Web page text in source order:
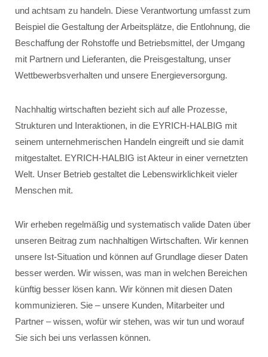
und achtsam zu handeln. Diese Verantwortung umfasst zum
Beispiel die Gestaltung der Arbeitsplätze, die Entlohnung, die
Beschaffung der Rohstoffe und Betriebsmittel, der Umgang
mit Partnern und Lieferanten, die Preisgestaltung, unser
Wettbewerbsverhalten und unsere Energieversorgung.
Nachhaltig wirtschaften bezieht sich auf alle Prozesse,
Strukturen und Interaktionen, in die EYRICH-HALBIG mit
seinem unternehmerischen Handeln eingreift und sie damit
mitgestaltet. EYRICH-HALBIG ist Akteur in einer vernetzten
Welt. Unser Betrieb gestaltet die Lebenswirklichkeit vieler
Menschen mit.
Wir erheben regelmäßig und systematisch valide Daten über
unseren Beitrag zum nachhaltigen Wirtschaften. Wir kennen
unsere Ist-Situation und können auf Grundlage dieser Daten
besser werden. Wir wissen, was man in welchen Bereichen
künftig besser lösen kann. Wir können mit diesen Daten
kommunizieren. Sie – unsere Kunden, Mitarbeiter und
Partner – wissen, wofür wir stehen, was wir tun und worauf
Sie sich bei uns verlassen können.